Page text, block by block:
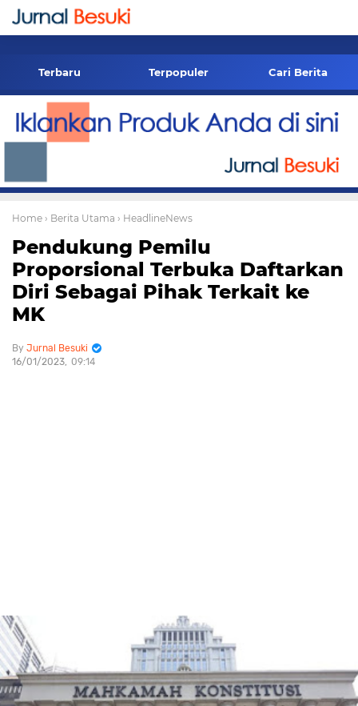
-->
Terbaru Terpopuler Cari Berita
Home › Berita Utama › HeadlineNews
Pendukung Pemilu
Proporsional Terbuka Daftarkan
Diri Sebagai Pihak Terkait ke
MK
Jurnal Besuki
16/01/2023 09:14